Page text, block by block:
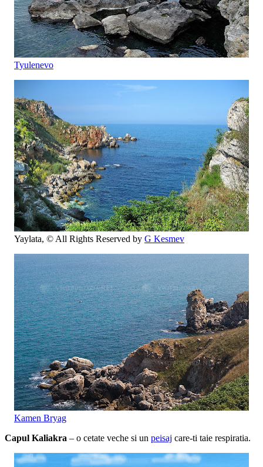
Tyulenevo
Yaylata, © All Rights Reserved by G Kesmev
Kamen Bryag
Capul Kaliakra – o cetate veche si un peisaj care-ti taie respiratia.